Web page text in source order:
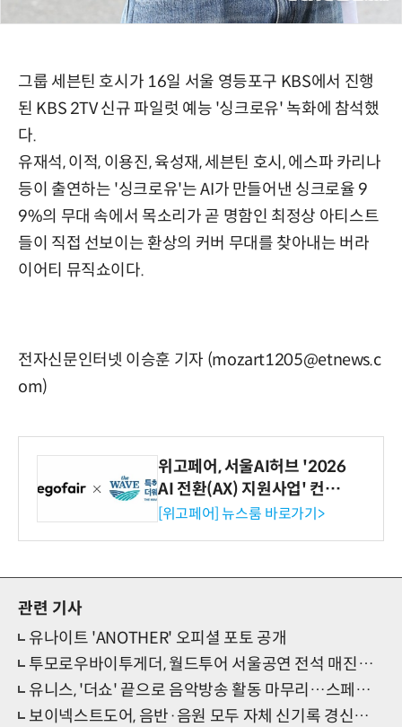
그룹 세븐틴 호시가 16일 서울 영등포구 KBS에서 진행
된 KBS 2TV 신규 파일럿 예능 '싱크로유' 녹화에 참석했
다.
유재석, 이적, 이용진, 육성재, 세븐틴 호시, 에스파 카리나
등이 출연하는 '싱크로유'는 AI가 만들어낸 싱크로율 9
9%의 무대 속에서 목소리가 곧 명함인 최정상 아티스트
들이 직접 선보이는 환상의 커버 무대를 찾아내는 버라
이어티 뮤직쇼이다.
전자신문인터넷 이승훈 기자 (mozart1205@etnews.c
om)
위고페어, 서울AI허브 '2026
AI 전환(AX) 지원사업' 컨소
시엄 선정
[위고페어] 뉴스룸 바로가기>
관련 기사
유나이트 'ANOTHER' 오피셜 포토 공개
투모로우바이투게더, 월드투어 서울공연 전석 매진…마법 같은 순간 기대
유니스, '더쇼' 끝으로 음악방송 활동 마무리…스페셜 무대 펼친다
보이넥스트도어, 음반·음원 모두 자체 신기록 경신…음악성 통했다